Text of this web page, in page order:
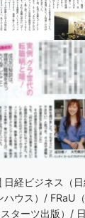
日経ビジネス（
ハウス）/ FRaU
ターツ出版）/